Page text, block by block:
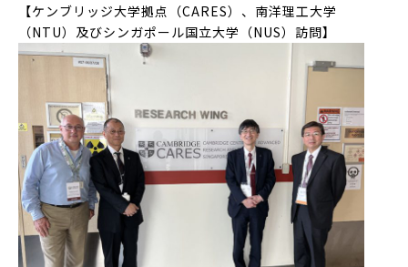
【ケンブリッジ大学拠点（CARES）、南洋理工大学
（NTU）及びシンガポール国立大学（NUS）訪問】